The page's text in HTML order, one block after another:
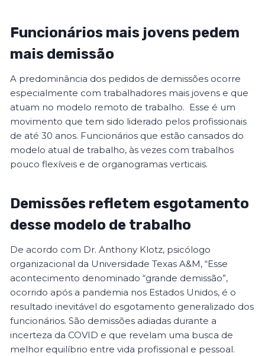
Funcionários mais jovens pedem
mais demissão
A predominância dos pedidos de demissões ocorre
especialmente com trabalhadores mais jovens e que
atuam no modelo remoto de trabalho. Esse é um
movimento que tem sido liderado pelos profissionais
de até 30 anos. Funcionários que estão cansados do
modelo atual de trabalho, às vezes com trabalhos
pouco flexíveis e de organogramas verticais.
Demissões refletem esgotamento
desse modelo de trabalho
De acordo com Dr. Anthony Klotz, psicólogo
organizacional da Universidade Texas A&M, “Esse
acontecimento denominado “grande demissão”,
ocorrido após a pandemia nos Estados Unidos, é o
resultado inevitável do esgotamento generalizado dos
funcionários. São demissões adiadas durante a
incerteza da COVID e que revelam uma busca de
melhor equilíbrio entre vida profissional e pessoal.